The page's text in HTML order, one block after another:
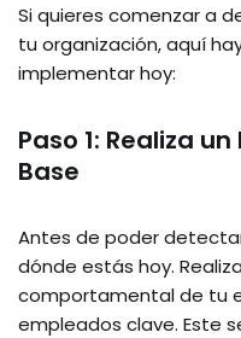
Si quieres comenzar a
tu organización, aquí
implementar hoy:
Paso 1: Realiza
Base
Antes de poder
dónde estás hoy.
comportamental de tu
empleados clave. Este